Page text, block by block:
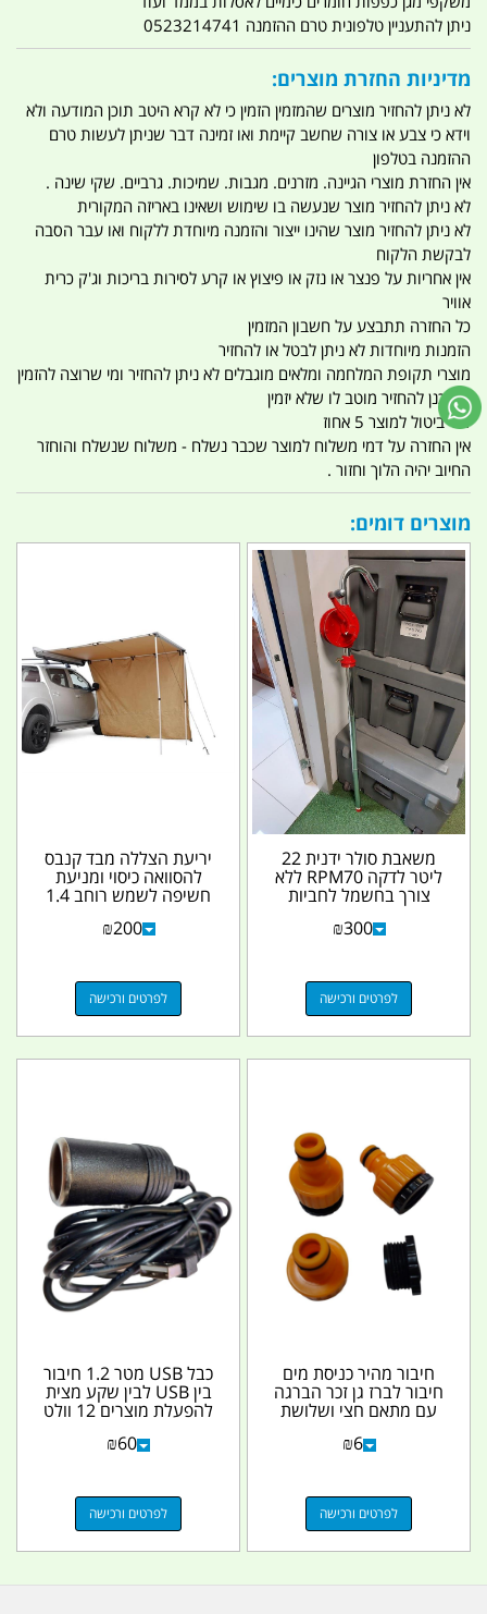
ניתן להתעניין טלפונית טרם ההזמנה 0523214741
מדיניות החזרת מוצרים:
לא ניתן להחזיר מוצרים שהמזמין הזמין כי לא קרא היטב תוכן המודעה ולא
וידא כי צבע או צורה שחשב קיימת ואו זמינה דבר שניתן לעשות טרם
ההזמנה בטלפון
אין החזרת מוצרי הגיינה. מזרנים. מגבות. שמיכות. גרביים. שקי שינה .
לא ניתן להחזיר מוצר שנעשה בו שימוש ושאינו באריזה המקורית
לא ניתן להחזיר מוצר שהינו ייצור והזמנה מיוחדת ללקוח ואו עבר הסבה
לבקשת הלקוח
אין אחריות על פנצר או נזק או פיצוץ או קרע לסירות בריכות וג'ק כרית
אוויר
כל החזרה תתבצע על חשבון המזמין
הזמנות מיוחדות לא ניתן לבטל או להחזיר
מוצרי תקופת המלחמה ומלאים מוגבלים לא ניתן להחזיר ומי שרוצה להזמין
ומתכנן להחזיר מוטב לו שלא יזמין
דמי ביטול למוצר 5 אחוז
אין החזרה על דמי משלוח למוצר שכבר נשלח - משלוח שנשלח והוחזר
החיוב יהיה הלוך וחזור .
מוצרים דומים:
משאבת סולר ידנית 22
ליטר לדקה RPM70 ללא
צורך בחשמל לחביות
ומיכלים גדולים מתאימה...
₪300
לפרטים ורכישה
יריעת הצללה מבד קנבס
להסוואה כיסוי ומניעת
חשיפה לשמש רוחב 1.4
₪200
לפרטים ורכישה
חיבור מהיר כניסת מים
חיבור לברז גן זכר הברגה
עם מתאם חצי ושלושת
₪6
לפרטים ורכישה
כבל USB מטר 1.2 חיבור
בין USB לבין שקע מצית
להפעלת מוצרים 12 וולט
₪60
לפרטים ורכישה